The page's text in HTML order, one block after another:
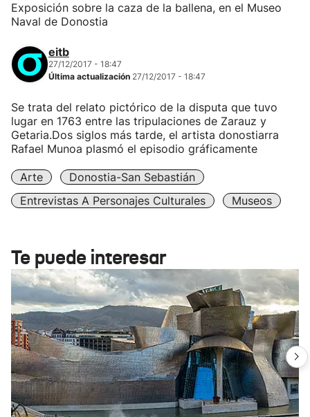
Exposición sobre la caza de la ballena, en el Museo
Naval de Donostia
eitb
27/12/2017 - 18:47
Última actualización 27/12/2017 - 18:47
Se trata del relato pictórico de la disputa que tuvo
lugar en 1763 entre las tripulaciones de Zarauz y
Getaria.Dos siglos más tarde, el artista donostiarra
Rafael Munoa plasmó el episodio gráficamente
Arte
Donostia-San Sebastián
Entrevistas A Personajes Culturales
Museos
Te puede interesar